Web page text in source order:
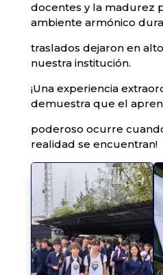
docentes y la madurez
ambiente armónico
traslados dejaron en
nuestra institución.
¡Una experiencia
demuestra que el
poderoso ocurre
realidad se encuentran!